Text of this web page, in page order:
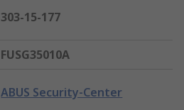
303-15-177
FUSG35010A
ABUS Security-Center